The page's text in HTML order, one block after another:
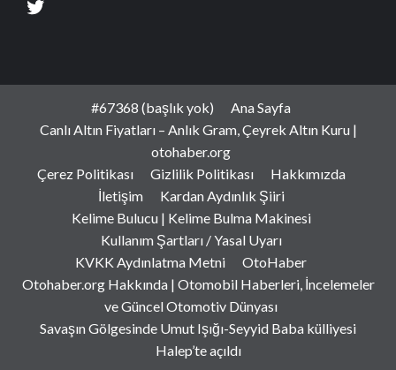
#67368 (başlık yok)
Ana Sayfa
Canlı Altın Fiyatları – Anlık Gram, Çeyrek Altın Kuru |
otohaber.org
Çerez Politikası
Gizlilik Politikası
Hakkımızda
İletişim
Kardan Aydınlık Şiiri
Kelime Bulucu | Kelime Bulma Makinesi
Kullanım Şartları / Yasal Uyarı
KVKK Aydınlatma Metni
OtoHaber
Otohaber.org Hakkında | Otomobil Haberleri, İncelemeler
ve Güncel Otomotiv Dünyası
Savaşın Gölgesinde Umut Işığı-Seyyid Baba külliyesi
Halep’te açıldı